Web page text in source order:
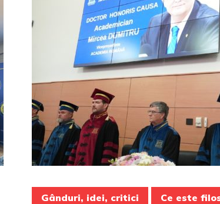
Gânduri, idei, critici Ce este